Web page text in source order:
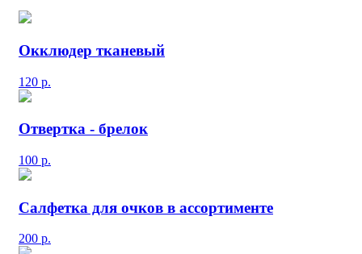
Окклюдер тканевый
120 р.
Отвертка - брелок
100 р.
Салфетка для очков в ассортименте
200 р.